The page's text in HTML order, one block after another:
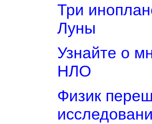
Три
Луны
Узнайте о
НЛО
Физик